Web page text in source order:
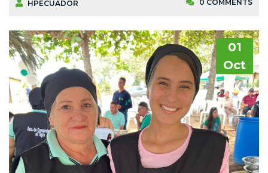
HPECUADOR 0 COMMENTS
01
Oct